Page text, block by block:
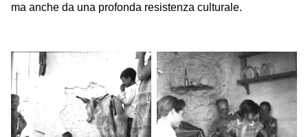
ma anche da una profonda resistenza culturale.